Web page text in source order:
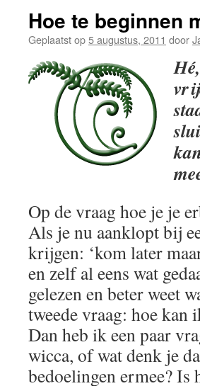
Hoe te beginnen
Geplaatst op5 augustus, 2011 door
Op de vraag hoe je je
Als je nu aanklopt bij
krijgen: ‘kom later
en zelf al eens wat
gelezen en beter weet
tweede vraag: hoe kan
Dan heb ik een paar
wicca, of wat denk je
bedoelingen ermee? Is